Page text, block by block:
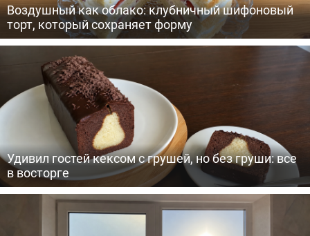
Воздушный как облако: клубничный шифоновый
торт, который сохраняет форму
Удивил гостей кексом с грушей, но без груши: все
в восторге